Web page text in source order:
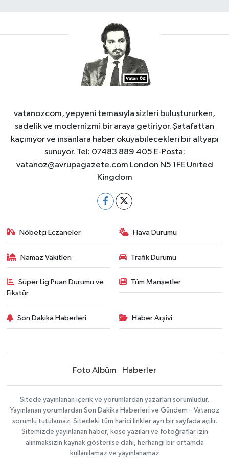
vatanozcom, yepyeni temasıyla sizleri buluştururken,
sadelik ve modernizmi bir araya getiriyor. Şatafattan
kaçınıyor ve insanlara haber okuyabilecekleri bir altyapı
sunuyor. Tel: 07483 889 405 E-Posta:
vatanoz@avrupagazete.com London N5 1FE United
Kingdom
Nöbetçi Eczaneler Hava Durumu
Namaz Vakitleri Trafik Durumu
Süper Lig Puan Durumu ve
Fikstür
Tüm Manşetler
Son Dakika Haberleri Haber Arşivi
Foto Albüm Haberler
Sitede yayınlanan içerik ve yorumlardan yazarları sorumludur.
Yayınlanan yorumlardan Son Dakika Haberleri ve Gündem – Vatanoz
sorumlu tutulamaz. Sitedeki tüm harici linkler ayrı bir sayfada açılır.
Sitemizde yayınlanan haber, köşe yazıları ve fotoğraflar izin
alınmaksızın kaynak gösterilse dahi, herhangi bir ortamda
kullanılamaz ve yayınlanamaz